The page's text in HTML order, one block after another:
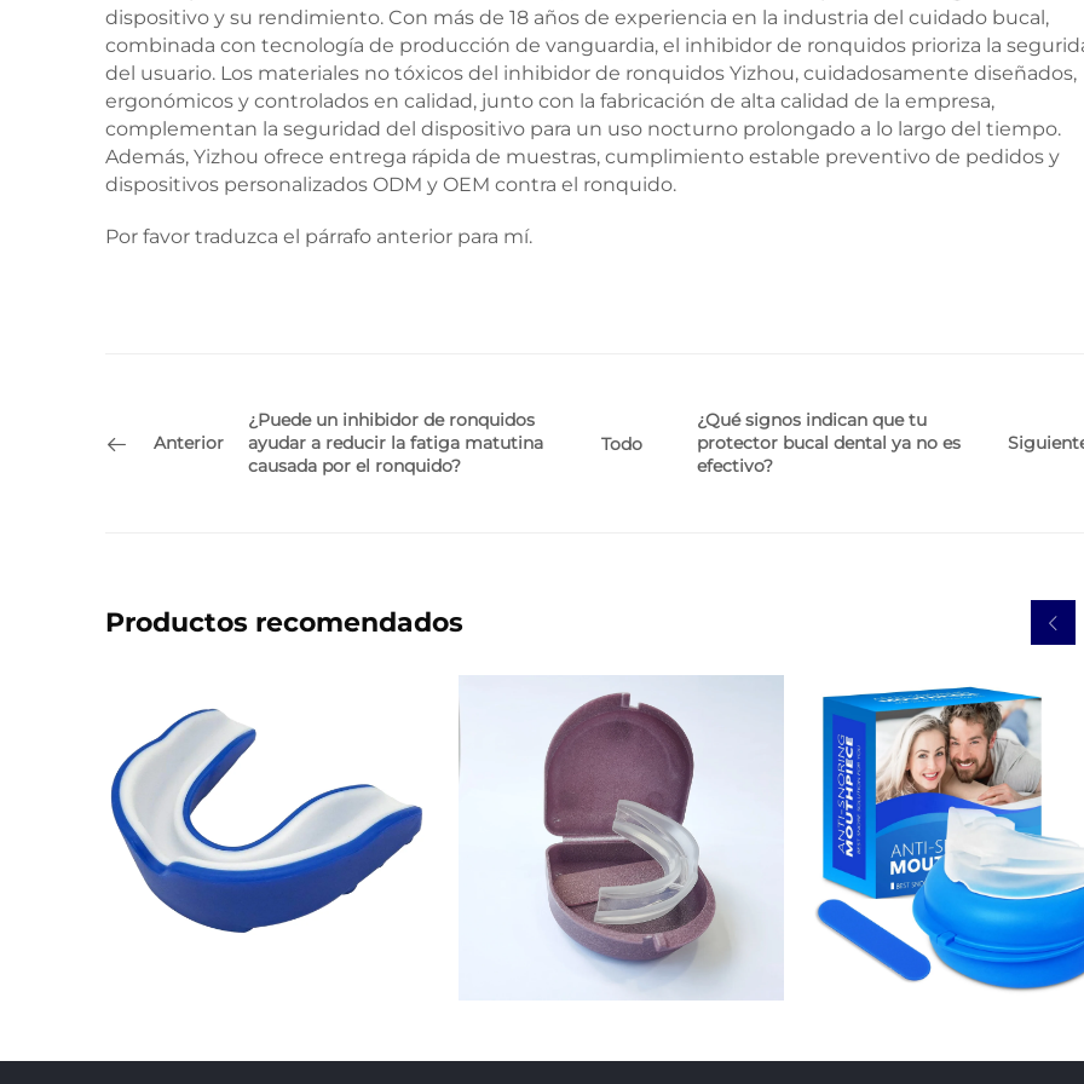
dispositivo y su rendimiento. Con más de 18 años de experiencia en la industria del cuidado bucal,
combinada con tecnología de producción de vanguardia, el inhibidor de ronquidos prioriza la
del usuario. Los materiales no tóxicos del inhibidor de ronquidos Yizhou, cuidadosamente diseñados,
ergonómicos y controlados en calidad, junto con la fabricación de alta calidad de la empresa,
complementan la seguridad del dispositivo para un uso nocturno prolongado a lo largo del tiempo.
Además, Yizhou ofrece entrega rápida de muestras, cumplimiento estable preventivo de pedidos y
dispositivos personalizados ODM y OEM contra el ronquido.
Por favor traduzca el párrafo anterior para mí.
Anterior
¿Puede un inhibidor de ronquidos
ayudar a reducir la fatiga matutina
causada por el ronquido?
Todo
¿Qué signos indican que tu
protector bucal dental ya no es
efectivo?
Productos recomendados